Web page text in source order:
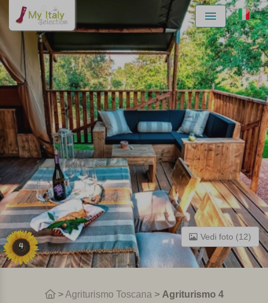
Menu
4
Vedi foto (12)
>Agriturismo Toscana > Agriturismo 4